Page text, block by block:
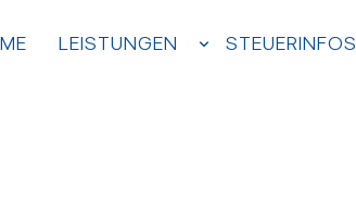
LEISTUNGEN STEUERINFOS